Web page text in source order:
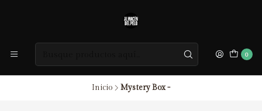
0
Inicio Mystery Box -